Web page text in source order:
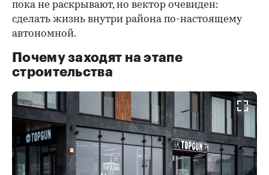
пока не раскрывают, но вектор очевиден:
сделать жизнь внутри района по-настоящему
автономной.
Почему заходят на этапе
строительства